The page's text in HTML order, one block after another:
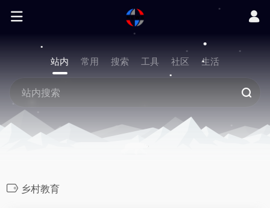
站内 常用 搜索 工具 社区 生活
乡村教育